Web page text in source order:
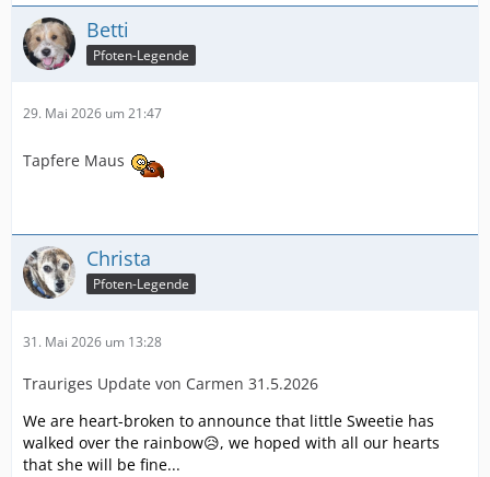
Betti
Pfoten-Legende
29. Mai 2026 um 21:47
Tapfere Maus
Christa
Pfoten-Legende
31. Mai 2026 um 13:28
Trauriges Update von Carmen 31.5.2026
We are heart-broken to announce that little Sweetie has
walked over the rainbow😥, we hoped with all our hearts
that she will be fine...